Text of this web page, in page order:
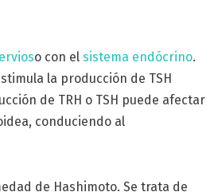
o con elsistema endócrino.
la producción de TSH
de TRH o TSH puede afectar
conduciendo al
de Hashimoto. Se trata de